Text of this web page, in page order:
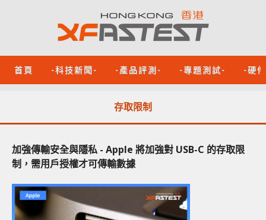
首頁 -科技新聞- -產品評測- -專題測試- -硬
存取限制
加強傳輸安全與隱私 - Apple 將加強對 USB-C 的存取限
制，需用戶授權才可傳輸數據